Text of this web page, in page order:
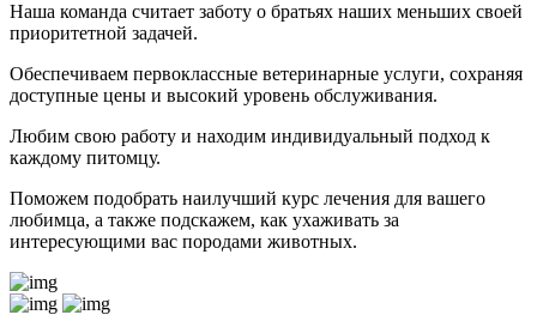
Наша команда считает заботу о братьях наших меньших своей
приоритетной задачей.
Обеспечиваем первоклассные ветеринарные услуги, сохраняя
доступные цены и высокий уровень обслуживания.
Любим свою работу и находим индивидуальный подход к
каждому питомцу.
Поможем подобрать наилучший курс лечения для вашего
любимца, а также подскажем, как ухаживать за
интересующими вас породами животных.